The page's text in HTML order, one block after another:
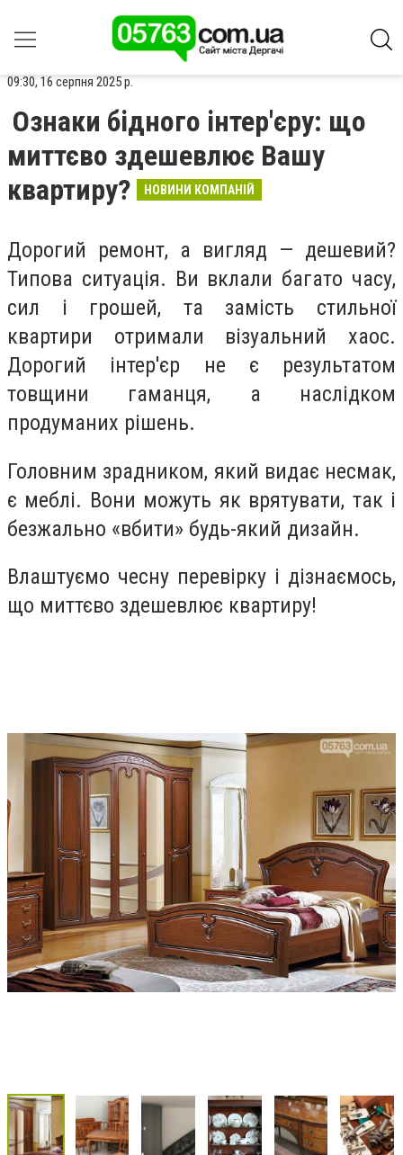
09:30, 16 серпня 2025 р.
Ознаки бідного інтер'єру: що
миттєво здешевлює Вашу
квартиру?
НОВИНИ КОМПАНІЙ
Дорогий ремонт, а вигляд — дешевий?
Типова ситуація. Ви вклали багато часу,
сил і грошей, та замість стильної
квартири отримали візуальний хаос.
Дорогий інтер'єр не є результатом
товщини гаманця, а наслідком
продуманих рішень.
Головним зрадником, який видає несмак,
є меблі. Вони можуть як врятувати, так і
безжально «вбити» будь-який дизайн.
Влаштуємо чесну перевірку і дізнаємось,
що миттєво здешевлює квартиру!